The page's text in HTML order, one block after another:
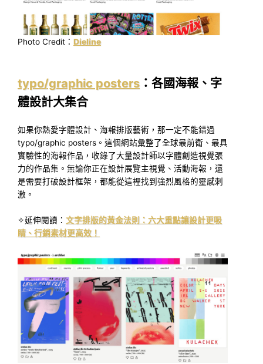
Photo Credit： Dieline
typo/graphic posters ：各國海報、字
體設計大集合
如果你熱愛字體設計、海報排版藝術，那一定不能錯過
typo/graphic posters。這個網站彙整了全球最前衛、最具
實驗性的海報作品，收錄了大量設計師以字體創造視覺張
力的作品集。無論你正在設計展覽主視覺、活動海報，還
是需要打破設計框架，都能從這裡找到強烈風格的靈感刺
激。
✧延伸閱讀： 文字排版的黃金法則：六大重點讓設計更吸
睛、行銷素材更高效！